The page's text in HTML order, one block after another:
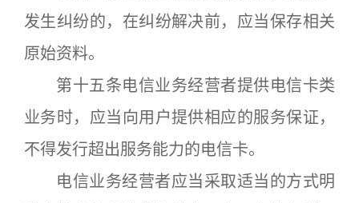
发生纠纷的，在纠纷解决前，应当保存相关
原始资料。
第十五条电信业务经营者提供电信卡类
业务时，应当向用户提供相应的服务保证，
不得发行超出服务能力的电信卡。
电信业务经营者应当采取适当的方式明